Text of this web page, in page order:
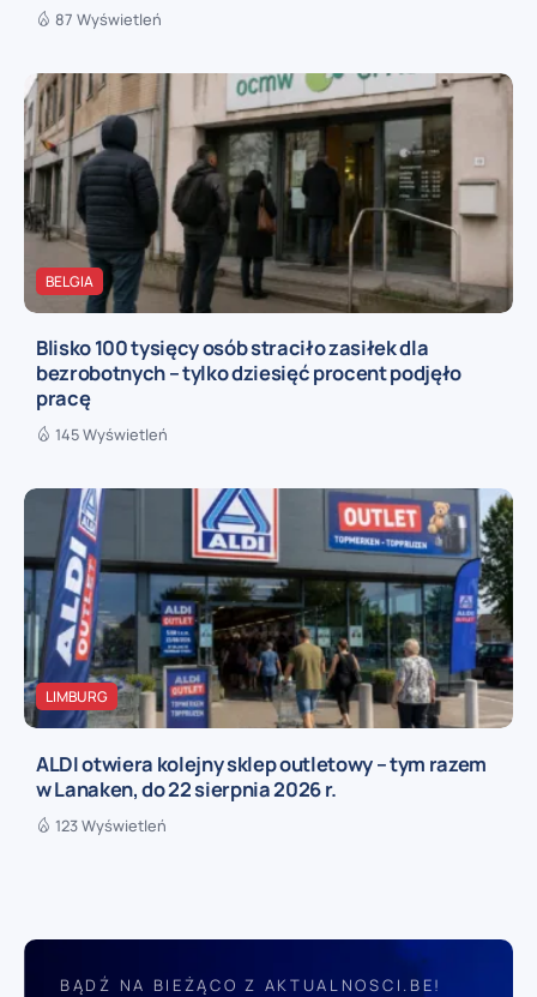
87 Wyświetleń
BELGIA
Blisko 100 tysięcy osób straciło zasiłek dla
bezrobotnych – tylko dziesięć procent podjęło
pracę
145 Wyświetleń
LIMBURG
ALDI otwiera kolejny sklep outletowy – tym razem
w Lanaken, do 22 sierpnia 2026 r.
123 Wyświetleń
BĄDŹ NA BIEŻĄCO Z AKTUALNOSCI.BE!